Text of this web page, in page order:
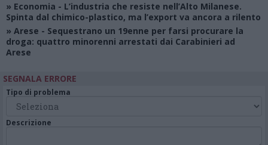
» Economia - L’industria che resiste nell’Alto Milanese.
Spinta dal chimico-plastico, ma l’export va ancora a rilento
» Arese - Sequestrano un 19enne per farsi procurare la
droga: quattro minorenni arrestati dai Carabinieri ad
Arese
SEGNALA ERRORE
Tipo di problema
Descrizione